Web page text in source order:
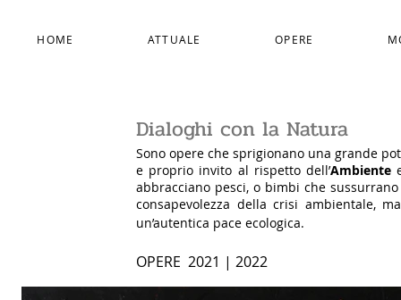
HOME ATTUALE OPERE
Dialoghi con la Natura
Sono opere che sprigionano una grande
e proprio invito al rispetto dell’Ambiente
abbracciano pesci, o bimbi che
consapevolezza della crisi ambientale,
un’autentica pace ecologica.
OPERE 2021 | 2022